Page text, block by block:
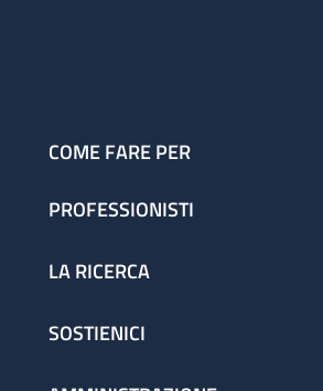
COME FARE PER
PROFESSIONISTI
LA RICERCA
SOSTIENICI